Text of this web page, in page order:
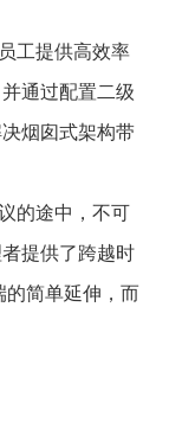
工提供高效率
通过配置二级
烟囱式架构带
的途中，不可
提供了跨越时
的简单延伸，而